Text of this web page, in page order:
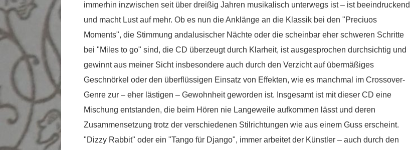
immerhin inzwischen seit über dreißig Jahren musikalisch unterwegs ist – ist beeindruckend
und macht Lust auf mehr. Ob es nun die Anklänge an die Klassik bei den "Preciuos
Moments", die Stimmung andalusischer Nächte oder die scheinbar eher schweren Schritte
bei "Miles to go" sind, die CD überzeugt durch Klarheit, ist ausgesprochen durchsichtig und
gewinnt aus meiner Sicht insbesondere auch durch den Verzicht auf übermäßiges
Geschnörkel oder den überflüssigen Einsatz von Effekten, wie es manchmal im Crossover-
Genre zur – eher lästigen – Gewohnheit geworden ist. Insgesamt ist mit dieser CD eine
Mischung entstanden, die beim Hören nie Langeweile aufkommen lässt und deren
Zusammensetzung trotz der verschiedenen Stilrichtungen wie aus einem Guss erscheint.
"Dizzy Rabbit" oder ein "Tango für Django", immer arbeitet der Künstler – auch durch den